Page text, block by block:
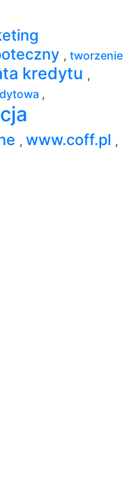
, tworzenie
kredytu ,
,
, www.coff.pl ,